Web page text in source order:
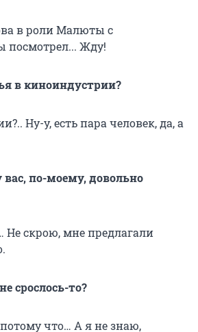
в роли Малюты с
посмотрел... Жду!
в киноиндустрии?
Ну-у, есть пара человек, да, а
по-моему, довольно
Не скрою, мне предлагали
срослось-то?
потому что… А я не знаю,